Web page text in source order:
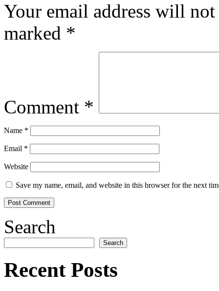
Your email address will
marked *
Comment *
Name *
Email *
Website
Save my name, email, and website in this browser for the next
Search
Search
Recent Posts